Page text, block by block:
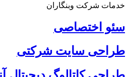
خدمات شرکت وبنگاران
سئو اختصاصی
طراحی سایت شرکتی